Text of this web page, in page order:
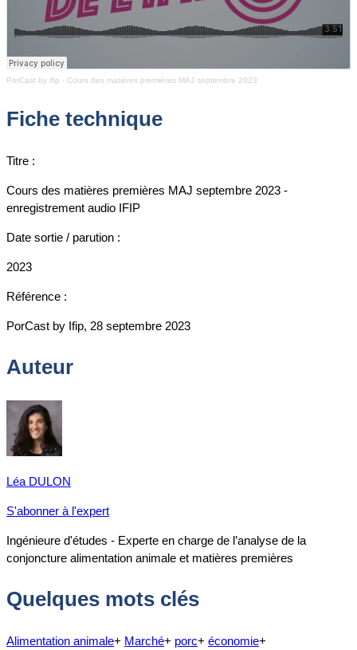
PorCast by ifip · Cours des matières premières MAJ septembre 2023
Fiche technique
Titre :
Cours des matières premières MAJ septembre 2023 -
enregistrement audio IFIP
Date sortie / parution :
2023
Référence :
PorCast by Ifip, 28 septembre 2023
Auteur
Léa DULON
S'abonner à l'expert
Ingénieure d'études - Experte en charge de l’analyse de la
conjoncture alimentation animale et matières premières
Quelques mots clés
Alimentation animale+ Marché+ porc+ économie+